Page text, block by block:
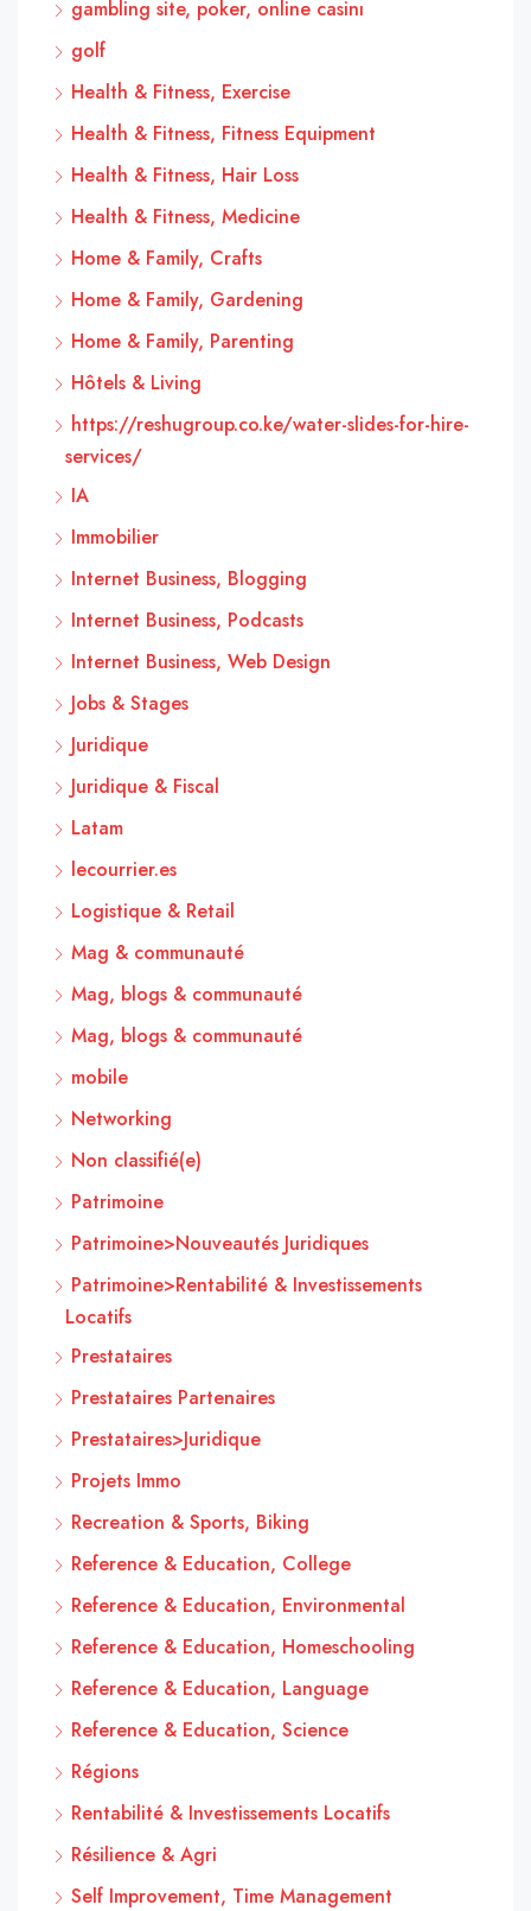
gambling site, poker, online casinı
golf
Health & Fitness, Exercise
Health & Fitness, Fitness Equipment
Health & Fitness, Hair Loss
Health & Fitness, Medicine
Home & Family, Crafts
Home & Family, Gardening
Home & Family, Parenting
Hôtels & Living
https://reshugroup.co.ke/water-slides-for-hire-
services/
IA
Immobilier
Internet Business, Blogging
Internet Business, Podcasts
Internet Business, Web Design
Jobs & Stages
Juridique
Juridique & Fiscal
Latam
lecourrier.es
Logistique & Retail
Mag & communauté
Mag, blogs & communauté
Mag, blogs & communauté
mobile
Networking
Non classifié(e)
Patrimoine
Patrimoine>Nouveautés Juridiques
Patrimoine>Rentabilité & Investissements
Locatifs
Prestataires
Prestataires Partenaires
Prestataires>Juridique
Projets Immo
Recreation & Sports, Biking
Reference & Education, College
Reference & Education, Environmental
Reference & Education, Homeschooling
Reference & Education, Language
Reference & Education, Science
Régions
Rentabilité & Investissements Locatifs
Résilience & Agri
Self Improvement, Time Management